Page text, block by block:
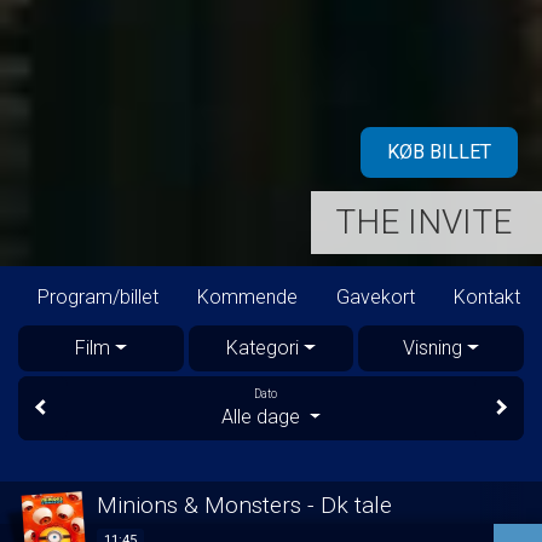
THE INVITE
KØB BILLET
Program/billet Kommende Gavekort Kontakt
Film Kategori Visning
Dato
Alle dage
Minions & Monsters - Dk tale